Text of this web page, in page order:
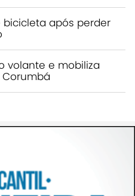
após perder
volante e mobiliza